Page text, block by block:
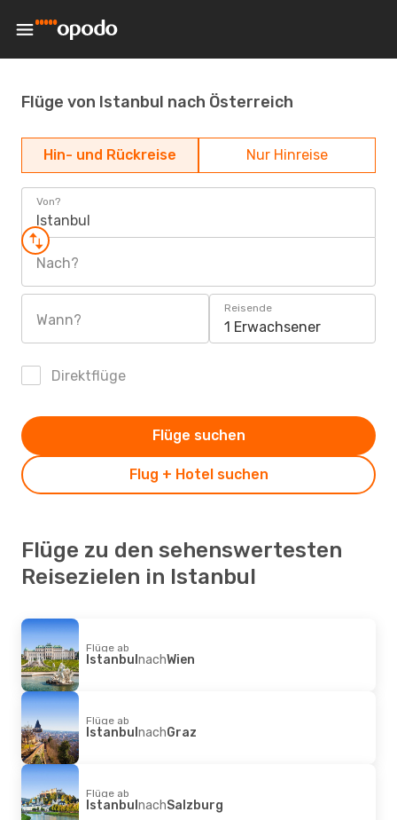
Flüge von Istanbul nach Österreich
Hin- und Rückreise Nur Hinreise
Von?
Istanbul
Nach?
Wann?
Reisende
1 Erwachsener
Direktflüge
Flug + Hotel suchen
Flüge suchen
Flüge zu den sehenswertesten
Reisezielen in Istanbul
Flüge ab
IstanbulnachWien
Flüge ab
IstanbulnachGraz
Flüge ab
IstanbulnachSalzburg